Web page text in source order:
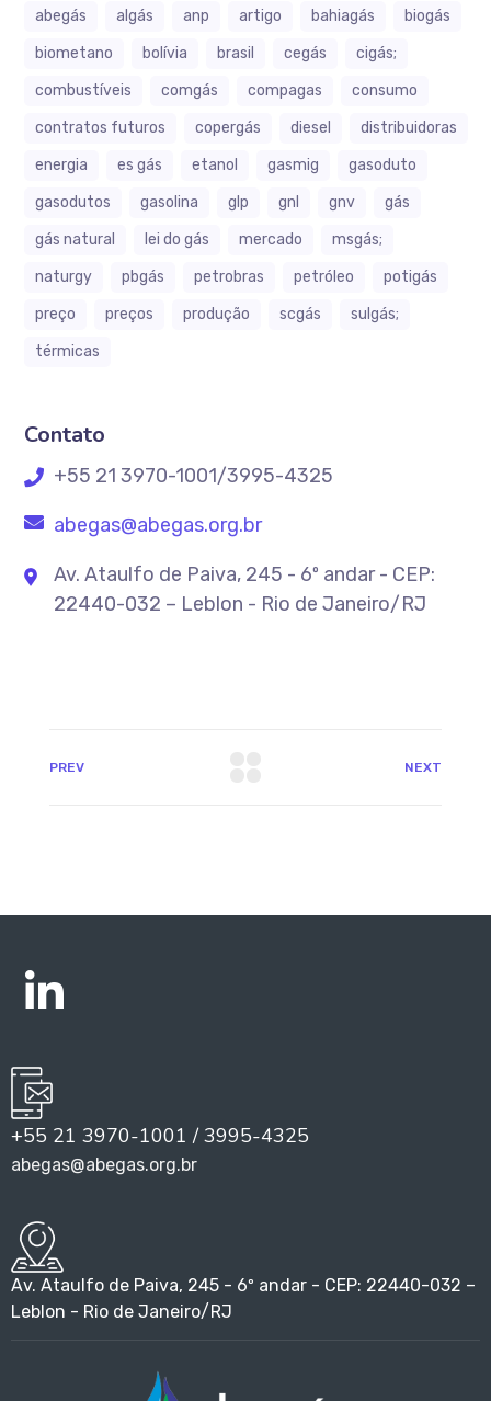
abegás algás anp artigo bahiagás
biogás
biometano
bolívia brasil cegás
cigás;
combustíveis
comgás compagas
consumo
contratos futuros
copergás diesel
distribuidoras
energia
es gás etanol gasmig
gasoduto
gasodutos
gasolina glp gnl gnv
gás
gás natural
lei do gás mercado
msgás;
naturgy
pbgás petrobras petróleo
potigás
preço
preços produção scgás
sulgás;
térmicas
Contato
+55 21 3970-1001/3995-4325
abegas@abegas.org.br
Av. Ataulfo de Paiva, 245 - 6º andar - CEP:
22440-032 – Leblon - Rio de Janeiro/RJ
PREV NEXT
+55 21 3970-1001 / 3995-4325
abegas@abegas.org.br
Av. Ataulfo de Paiva, 245 - 6º andar - CEP: 22440-032 –
Leblon - Rio de Janeiro/RJ